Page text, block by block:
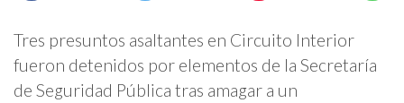
Tres presuntos asaltantes en Circuito Interior
fueron detenidos por elementos de la Secretaría
de Seguridad Pública tras amagar a un